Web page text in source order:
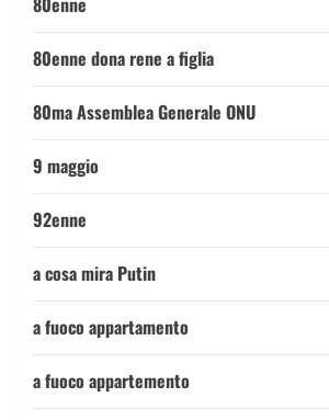
80enne dona rene a figlia
80ma Assemblea Generale ONU
9 maggio
92enne
a cosa mira Putin
a fuoco appartamento
a fuoco appartemento